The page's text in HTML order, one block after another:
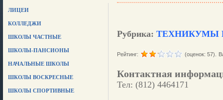
ЛИЦЕИ
КОЛЛЕДЖИ
ШКОЛЫ ЧАСТНЫЕ
ШКОЛЫ-ПАНСИОНЫ
НАЧАЛЬНЫЕ ШКОЛЫ
ШКОЛЫ ВОСКРЕСНЫЕ
ШКОЛЫ СПОРТИВНЫЕ
Рубрика: ТЕХНИКУМЫ
Рейтинг: (оценок: 57).
Контактная
Тел: (812) 4464171